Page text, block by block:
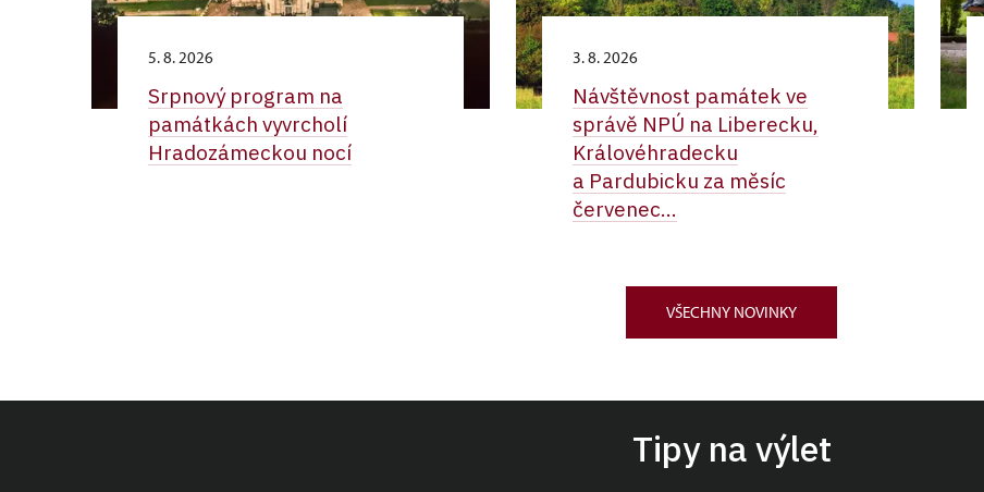
5. 8. 2026
Srpnový program na
památkách vyvrcholí
Hradozámeckou nocí
3. 8. 2026
Návštěvnost památek ve
správě NPÚ na Liberecku,
Královéhradecku
a Pardubicku za měsíc
červenec...
VŠECHNY NOVINKY
Tipy na výlet